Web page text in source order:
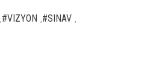
#VIZYON #SINAV